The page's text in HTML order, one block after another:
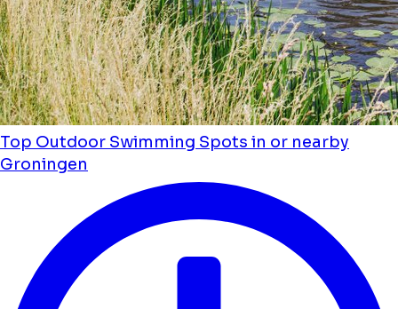
Top Outdoor Swimming Spots in or nearby
Groningen